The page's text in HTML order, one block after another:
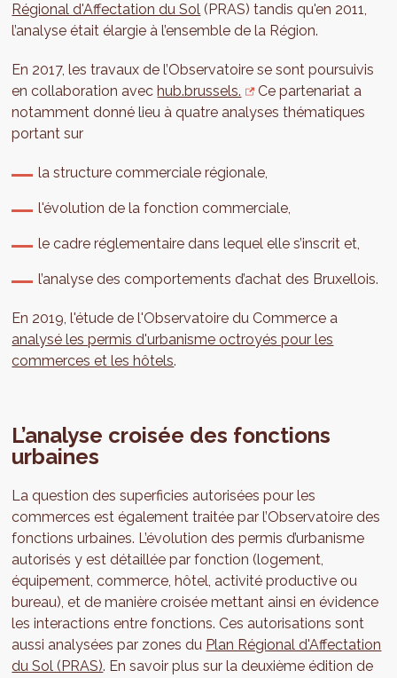
Régional d'Affectation du Sol (PRAS) tandis qu'en 2011,
l’analyse était élargie à l’ensemble de la Région.
En 2017, les travaux de l’Observatoire se sont poursuivis
en collaboration avec hub.brussels.
Ce partenariat a
notamment donné lieu à quatre analyses thématiques
portant sur
la structure commerciale régionale,
l'évolution de la fonction commerciale,
le cadre réglementaire dans lequel elle s’inscrit et,
l’analyse des comportements d’achat des Bruxellois.
En 2019, l'étude de l'Observatoire du Commerce a
analysé les permis d'urbanisme octroyés pour les
commerces et les hôtels.
L’analyse croisée des fonctions
urbaines
La question des superficies autorisées pour les
commerces est également traitée par l’Observatoire des
fonctions urbaines. L’évolution des permis d’urbanisme
autorisés y est détaillée par fonction (logement,
équipement, commerce, hôtel, activité productive ou
bureau), et de manière croisée mettant ainsi en évidence
les interactions entre fonctions. Ces autorisations sont
aussi analysées par zones du Plan Régional d'Affectation
du Sol (PRAS). En savoir plus sur la deuxième édition de